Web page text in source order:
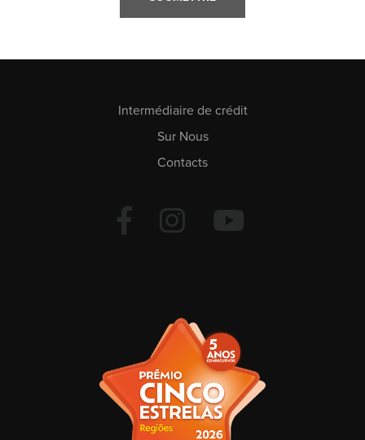
Intermédiaire de crédit
Sur Nous
Contacts